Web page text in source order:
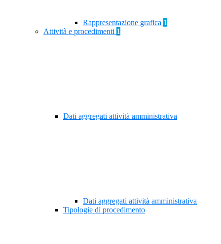
Rappresentazione grafica 1
Attività e procedimenti 1
Dati aggregati attività amministrativa
Dati aggregati attività amministrativa
Tipologie di procedimento